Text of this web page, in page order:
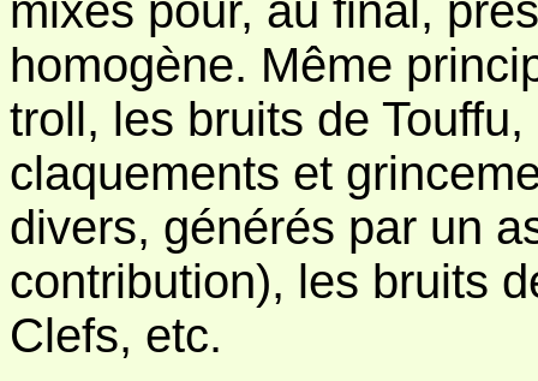
mixés pour, au final,
homogène. Même
troll, les bruits de
claquements et
divers, générés par un
contribution), les bruits
Clefs, etc.